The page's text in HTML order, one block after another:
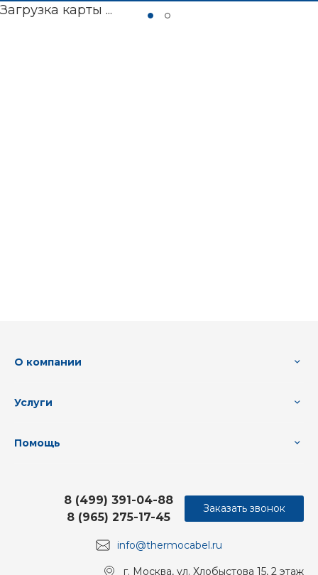
Загрузка карты ...
О компании
Услуги
Помощь
info@thermocabel.ru
8 (499) 391-04-88
8 (965) 275-17-45
г. Москва, ул. Хлобыстова 15, 2 этаж
Заказать звонок